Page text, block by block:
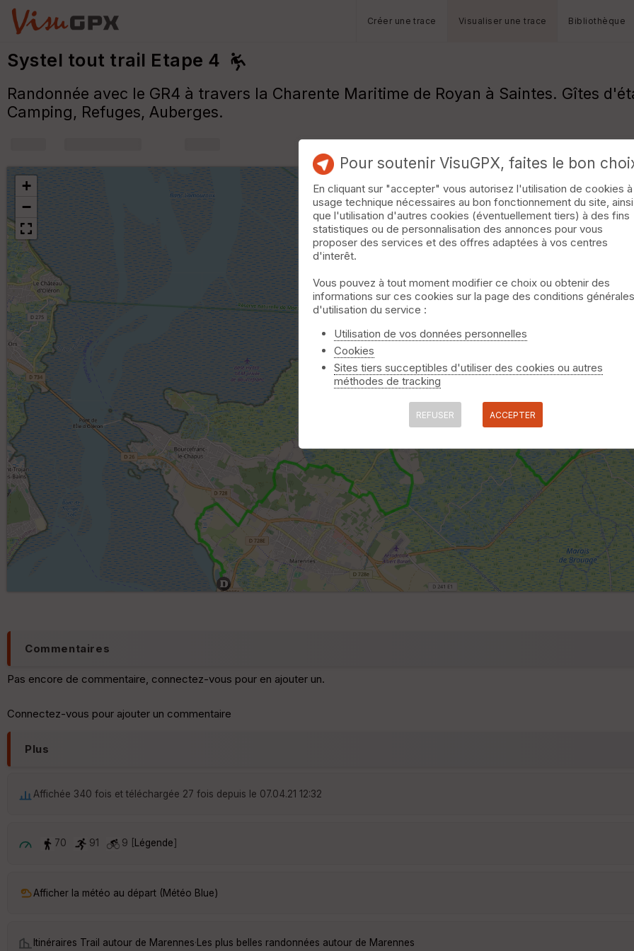
Créer une trace Visualiser une trace Bibliothèque
Systel tout trail Etape 4
Randonnée avec le GR4 à travers la Charente Maritime de Royan à Saintes. Gîtes
Camping, Refuges, Auberges.
+
−
Commentaires
Pas encore de commentaire, connectez-vous pour en ajouter un.
Connectez-vous pour ajouter un commentaire
Plus
Affichée 340 fois et téléchargée 27 fois depuis le 07.04.21 12:32
70 91 9 [ Légende]
Afficher la météo au départ (Météo Blue)
Itinéraires Trail autour de Marennes· Les plus belles randonnées autour de Marennes
Pour soutenir VisuGPX, faites le bon
En cliquant sur "accepter" vous autorisez l'utilisation de cookies à
usage technique nécessaires au bon fonctionnement du site, ainsi
que l'utilisation d'autres cookies (éventuellement tiers) à des fins
statistiques ou de personnalisation des annonces pour vous
proposer des services et des offres adaptées à vos centres
d'interêt.
Vous pouvez à tout moment modifier ce choix ou obtenir des
informations sur ces cookies sur la page des conditions générales
d'utilisation du service :
Utilisation de vos données personnelles
Cookies
Sites tiers succeptibles d'utiliser des cookies ou autres
méthodes de tracking
REFUSER ACCEPTER